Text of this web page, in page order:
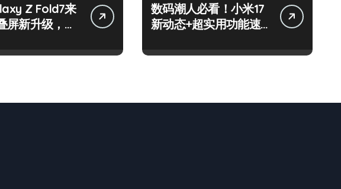
Z Fold7来
屏新升级，潮
数码潮人必看！小米17
新动态+超实用功能速